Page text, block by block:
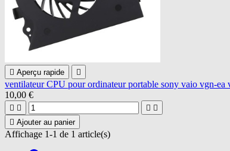
 Aperçu rapide 
ventilateur CPU pour ordinateur portable sony vaio vgn-ea
10,00 €
   
 Ajouter au panier
Affichage 1-1 de 1 article(s)